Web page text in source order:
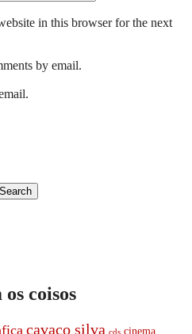
in this browser for the next
by email.
coisos
cavaco silva cds cinema